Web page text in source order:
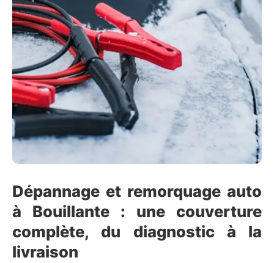
Dépannage et remorquage auto
à Bouillante : une couverture
complète, du diagnostic à la
livraison